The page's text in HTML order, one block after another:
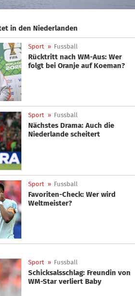
in den Niederlanden
Sport » Fussball
Rücktritt nach WM-Aus: Wer
folgt bei Oranje auf Koeman?
Sport » Fussball
Nächstes Drama: Auch die
Niederlande scheitert
Sport » Fussball
Favoriten-Check: Wer wird
Weltmeister?
Sport » Fussball
Schicksalsschlag: Freundin von
WM-Star verliert Baby